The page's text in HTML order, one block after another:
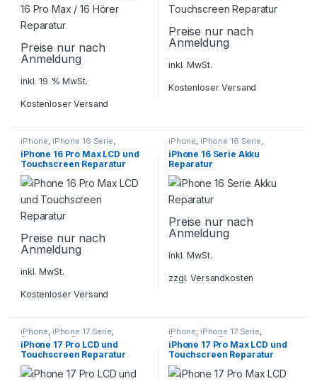
Preise nur nach
Anmeldung
inkl. 19 % MwSt.
Kostenloser Versand
Preise nur nach
Anmeldung
inkl. MwSt.
Kostenloser Versand
iPhone, iPhone 16 Serie,
Smartphone Reparatur
iPhone 16 Pro Max LCD und
Touchscreen Reparatur
Preise nur nach
Anmeldung
inkl. MwSt.
Kostenloser Versand
iPhone, iPhone 16 Serie,
Smartphone Reparatur
iPhone 16 Serie Akku
Reparatur
Preise nur nach
Anmeldung
inkl. MwSt.
zzgl.Versandkosten
iPhone, iPhone 17 Serie,
Smartphone Reparatur
iPhone 17 Pro LCD und
Touchscreen Reparatur
iPhone, iPhone 17 Serie,
Smartphone Reparatur
iPhone 17 Pro Max LCD und
Touchscreen Reparatur